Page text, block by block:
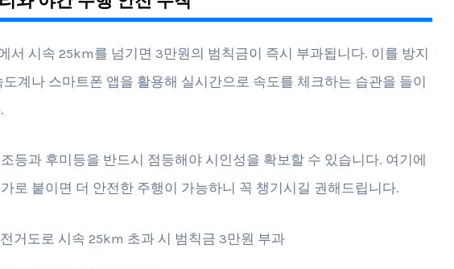
서 시속 25km를 넘기면 3만원의 범칙금이 즉시 부과됩니다. 이를 방지
계나 스마트폰 앱을 활용해 실시간으로 속도를 체크하는 습관을 들이
등과 후미등을 반드시 점등해야 시인성을 확보할 수 있습니다. 여기에
로 붙이면 더 안전한 주행이 가능하니 꼭 챙기시길 권해드립니다.
거도로 시속 25km 초과 시 범칙금 3만원 부과